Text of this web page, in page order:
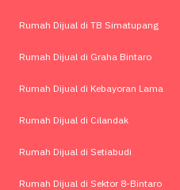
Rumah Dijual di TB Simatupang
Rumah Dijual di Graha Bintaro
Rumah Dijual di Kebayoran Lama
Rumah Dijual di Cilandak
Rumah Dijual di Setiabudi
Rumah Dijual di Sektor 8-Bintaro